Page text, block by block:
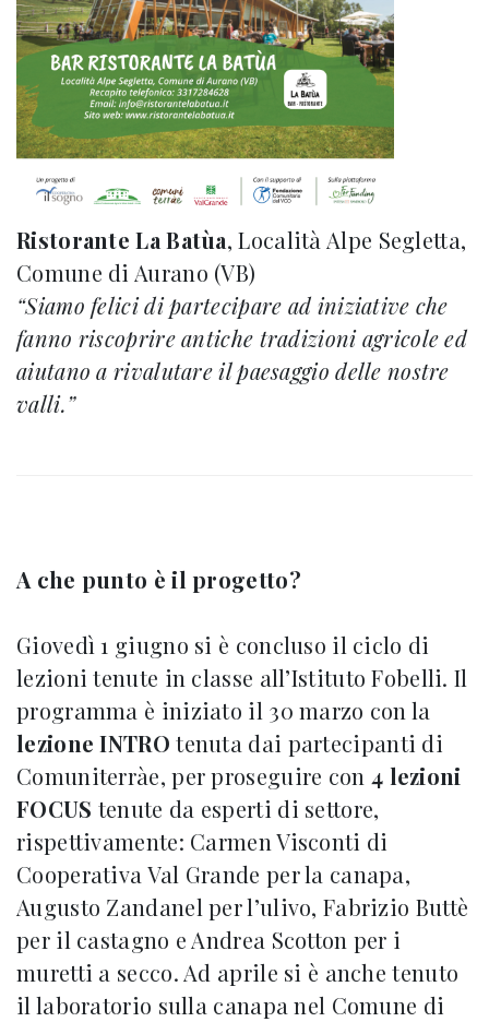
Ristorante La Batùa, Località Alpe Segletta,
Comune di Aurano (VB)
“Siamo felici di partecipare ad iniziative che
fanno riscoprire antiche tradizioni agricole ed
aiutano a rivalutare il paesaggio delle nostre
valli.”
A che punto è il progetto?
Giovedì 1 giugno si è concluso il ciclo di
lezioni tenute in classe all’Istituto Fobelli. Il
programma è iniziato il 30 marzo con la
lezione INTRO tenuta dai partecipanti di
Comuniterràe, per proseguire con 4 lezioni
FOCUS tenute da esperti di settore,
rispettivamente: Carmen Visconti di
Cooperativa Val Grande per la canapa,
Augusto Zandanel per l’ulivo, Fabrizio Buttè
per il castagno e Andrea Scotton per i
muretti a secco. Ad aprile si è anche tenuto
il laboratorio sulla canapa nel Comune di